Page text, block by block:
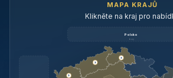
MAPA KRAJŮ
Klikněte na kraj pro
Polsko
brzy
3
3
3